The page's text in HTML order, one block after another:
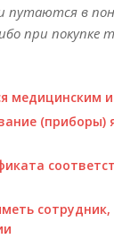
путаются в
при покупке
медицинским
(приборы)